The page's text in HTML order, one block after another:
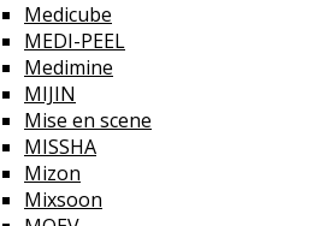
Medicube
MEDI-PEEL
Medimine
MIJIN
Mise en scene
MISSHA
Mizon
Mixsoon